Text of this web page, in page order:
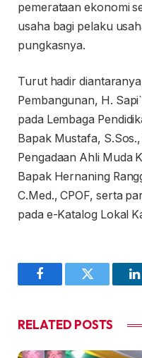
pemerataan ekonomi
usaha bagi pelaku
pungkasnya.
Turut hadir
Pembangunan, H.
pada Lembaga
Bapak Mustafa,
Pengadaan Ahli Muda
Bapak Hernaning
C.Med., CPOF, serta
pada e-Katalog Lokal
FacebookTwitter
RELATED POSTS